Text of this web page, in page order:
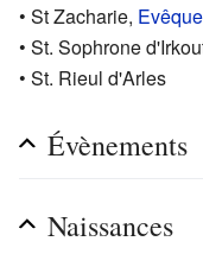
• St Zacharie, Evêque
• St. Sophrone
• St. Rieul d'Arles
Évènements
Naissances